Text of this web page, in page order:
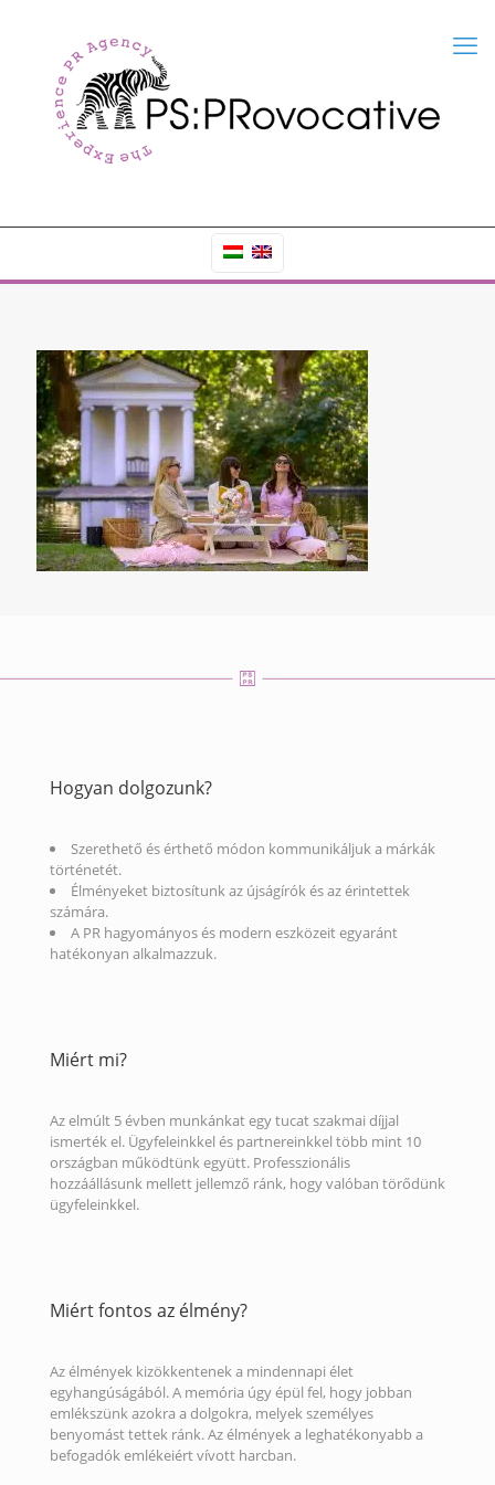
Hogyan dolgozunk?
Szerethető és érthető módon kommunikáljuk a márkák
történetét.
Élményeket biztosítunk az újságírók és az érintettek
számára.
A PR hagyományos és modern eszközeit egyaránt
hatékonyan alkalmazzuk.
Miért mi?
Az elmúlt 5 évben munkánkat egy tucat szakmai díjjal
ismerték el. Ügyfeleinkkel és partnereinkkel több mint 10
országban működtünk együtt. Professzionális
hozzáállásunk mellett jellemző ránk, hogy valóban törődünk
ügyfeleinkkel.
Miért fontos az élmény?
Az élmények kizökkentenek a mindennapi élet
egyhangúságából. A memória úgy épül fel, hogy jobban
emlékszünk azokra a dolgokra, melyek személyes
benyomást tettek ránk. Az élmények a leghatékonyabb a
befogadók emlékeiért vívott harcban.